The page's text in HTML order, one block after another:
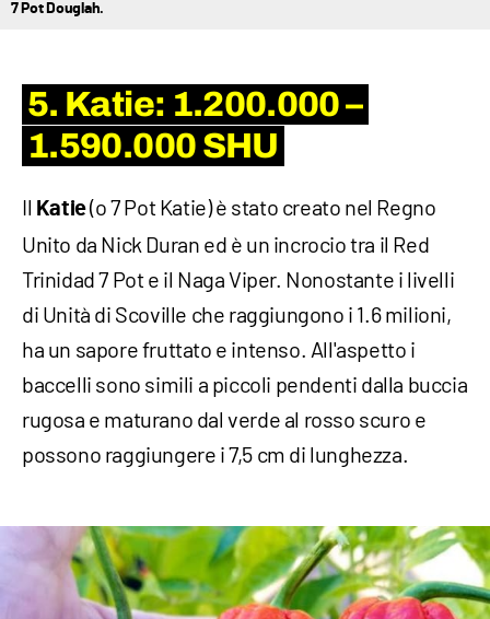
7 Pot Douglah.
5. Katie: 1.200.000 –
1.590.000 SHU
Il Katie(o 7 Pot Katie) è stato creato nel Regno
Unito da Nick Duran ed è un incrocio tra il Red
Trinidad 7 Pot e il Naga Viper. Nonostante i livelli
di Unità di Scoville che raggiungono i 1.6 milioni,
ha un sapore fruttato e intenso. All'aspetto i
baccelli sono simili a piccoli pendenti dalla buccia
rugosa e maturano dal verde al rosso scuro e
possono raggiungere i 7,5 cm di lunghezza.